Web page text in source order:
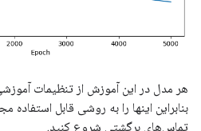
هر مدل در این آموزش از تنظیمات
بنابراین اینها را به روشی قابل استفاده
تماس‌های برگشتی شروع کنید.